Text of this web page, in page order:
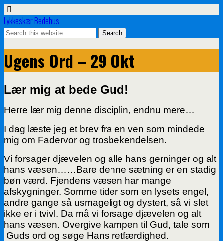
Lykkeskær Bedehus
Ugens Ord – 29 Okt
Lær mig at bede Gud!
Herre lær mig denne disciplin, endnu mere…
I dag læste jeg et brev fra en ven som mindede
mig om Fadervor og trosbekendelsen.
Vi forsager djævelen og alle hans gerninger og alt
hans væsen……Bare denne sætning er en stadig
bøn værd. Fjendens væsen har mange
afskygninger. Somme tider som en lysets engel,
andre gange så usmageligt og dystert, så vi slet
ikke er i tvivl. Da må vi forsage djævelen og alt
hans væsen. Overgive kampen til Gud, tale som
Guds ord og søge Hans retfærdighed.